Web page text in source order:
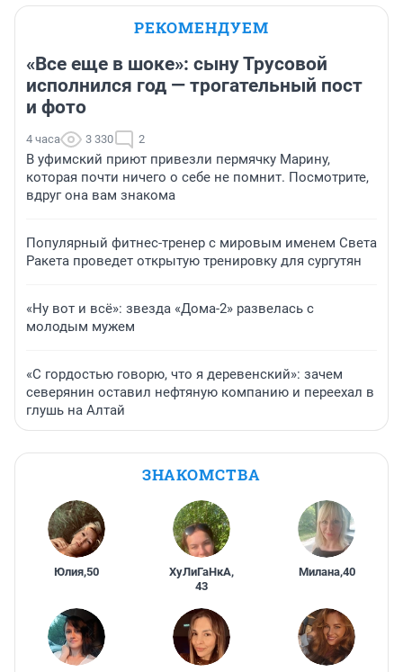
РЕКОМЕНДУЕМ
«Все еще в шоке»: сыну Трусовой
исполнился год — трогательный пост
и фото
4 часа 3 330 2
В уфимский приют привезли пермячку Марину,
которая почти ничего о себе не помнит. Посмотрите,
вдруг она вам знакома
Популярный фитнес-тренер с мировым именем Света
Ракета проведет открытую тренировку для сургутян
«Ну вот и всё»: звезда «Дома-2» развелась с
молодым мужем
«С гордостью говорю, что я деревенский»: зачем
северянин оставил нефтяную компанию и переехал в
глушь на Алтай
ЗНАКОМСТВА
Юлия,50 ХуЛиГаНкА,
43
Милана,40